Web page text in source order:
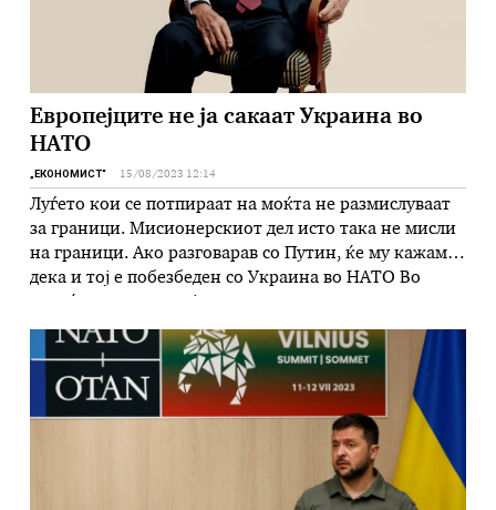
Европејците не ја сакаат Украина во
НАТО
„ЕКОНОМИСТ“ 15/08/2023 12:14
Луѓето кои се потпираат на моќта не размислуваат
за граници. Мисионерскиот дел исто така не мисли
на граници. Ако разговарав со Путин, ќе му кажам
дека и тој е побезбеден со Украина во НАТО Во
интервју што Хенри Хисинџер пред неговиот стоти
роденеден им го даде на тројца новинари на …